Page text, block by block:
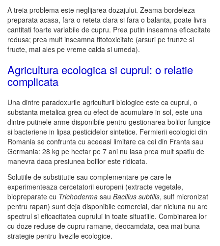
A treia problema este neglijarea dozajului. Zeama bordeleza
preparata acasa, fara o reteta clara si fara o balanta, poate livra
cantitati foarte variabile de cupru. Prea putin inseamna eficacitate
redusa; prea mult inseamna fitotoxicitate (arsuri pe frunze si
fructe, mai ales pe vreme calda si umeda).
Agricultura ecologica si cuprul: o relatie
complicata
Una dintre paradoxurile agriculturii biologice este ca cuprul, o
substanta metalica grea cu efect de acumulare in sol, este una
dintre putinele arme disponibile pentru gestionarea bolilor fungice
si bacteriene in lipsa pesticidelor sintetice. Fermierii ecologici din
Romania se confrunta cu aceeasi limitare ca cei din Franta sau
Germania: 28 kg pe hectar pe 7 ani nu lasa prea mult spatiu de
manevra daca presiunea bolilor este ridicata.
Solutiile de substitutie sau complementare pe care le
experimenteaza cercetatorii europeni (extracte vegetale,
biopreparate cu Trichoderma sau Bacillus subtilis, sulf micronizat
pentru rapan) sunt deja disponibile comercial, dar niciuna nu are
spectrul si eficacitatea cuprului in toate situatiile. Combinarea lor
cu doze reduse de cupru ramane, deocamdata, cea mai buna
strategie pentru livezile ecologice.